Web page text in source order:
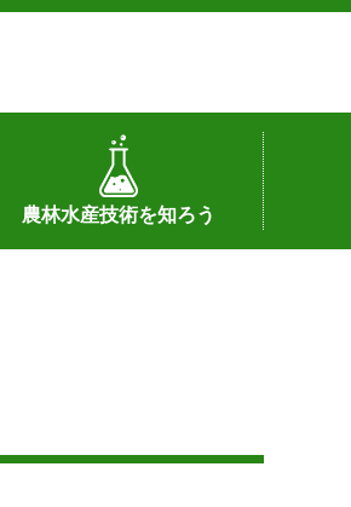
農林水産技術を知ろう
センターの話題
私の試験研究
試験研究課題
第6期中期業務計画
オンライン研究報告
刊行物
知的財産に関する相談窓口